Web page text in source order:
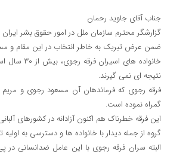
جناب آقای جاوید رحمان
گزارشگر محترم سازمان ملل در امور حقوق بشر ایران
ضمن عرض تبریک به خاطر انتخاب در این مقام و
خانواده
نتیجه ای نمی گیرند.
فرقه رجوی که فرماندهان آن مسعود رجوی و
گمراه نموده است.
این فرقه خطرناک هم اکنون آزادانه در کشورهای
گروه از جمله دیدار با خانواده ها و دسترسی به
البته سران فرقه رجوی با این عامل ضدانسانی